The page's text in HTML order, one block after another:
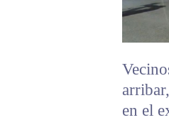
en el